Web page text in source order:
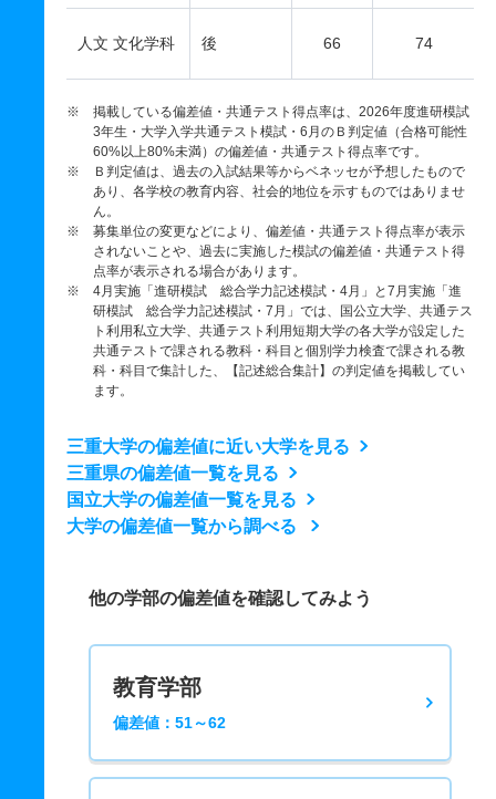
人文 文化学科 後 66 74
※ 掲載している偏差値・共通テスト得点率は、2026年度進研模試
3年生・大学入学共通テスト模試・6月のＢ判定値（合格可能性
60%以上80%未満）の偏差値・共通テスト得点率です。
※ Ｂ判定値は、過去の入試結果等からベネッセが予想したもので
あり、各学校の教育内容、社会的地位を示すものではありませ
ん。
※ 募集単位の変更などにより、偏差値・共通テスト得点率が表示
されないことや、過去に実施した模試の偏差値・共通テスト得
点率が表示される場合があります。
※ 4月実施「進研模試 総合学力記述模試・4月」と7月実施「進
研模試 総合学力記述模試・7月」では、国公立大学、共通テス
ト利用私立大学、共通テスト利用短期大学の各大学が設定した
共通テストで課される教科・科目と個別学力検査で課される教
科・科目で集計した、【記述総合集計】の判定値を掲載してい
ます。
三重大学の偏差値に近い大学を見る
三重県の偏差値一覧を見る
国立大学の偏差値一覧を見る
大学の偏差値一覧から調べる
他の学部の偏差値を確認してみよう
教育学部
偏差値：51～62